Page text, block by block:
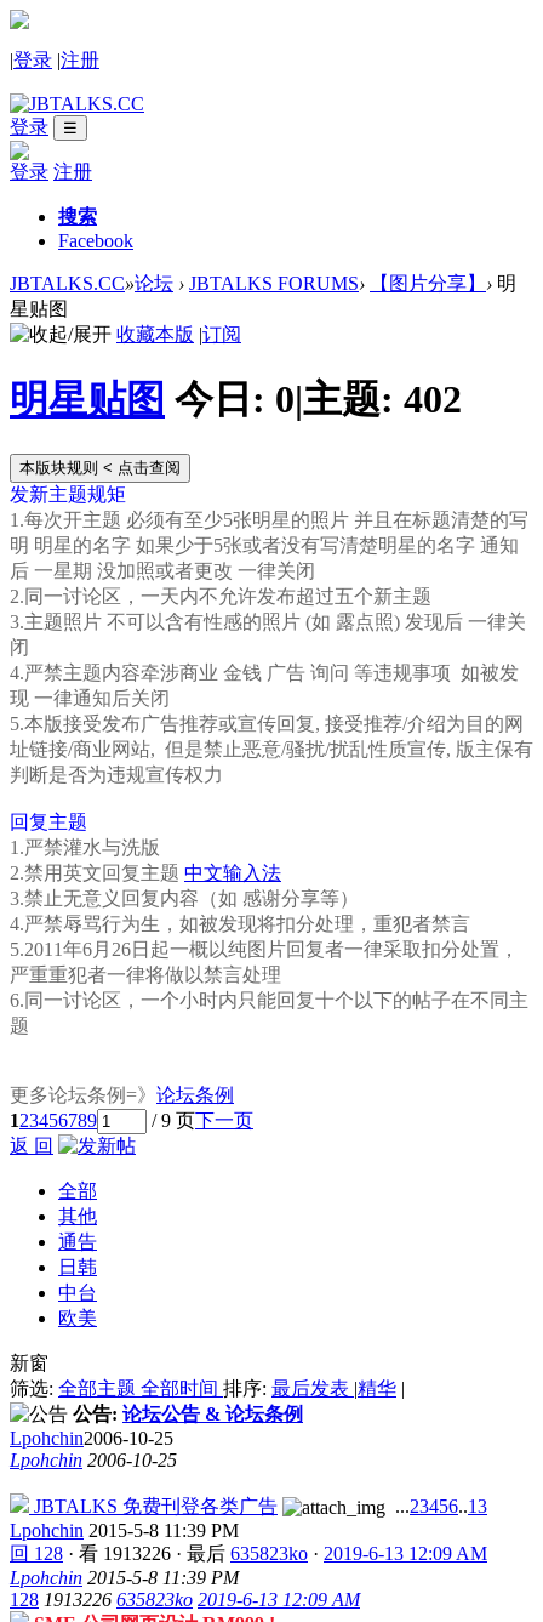
|登录 |注册
登录 ☰
登录 注册
搜索
Facebook
JBTALKS.CC»论坛 › JBTALKS FORUMS› 【图片分享】 › 明
星贴图
收藏本版 |订阅
明星贴图 今日: 0|主题: 402
本版块规则 < 点击查阅
发新主题规矩
1.每次开主题 必须有至少5张明星的照片 并且在标题清楚的写
明 明星的名字 如果少于5张或者没有写清楚明星的名字 通知
后 一星期 没加照或者更改 一律关闭
2.同一讨论区，一天内不允许发布超过五个新主题
3.主题照片 不可以含有性感的照片 (如 露点照) 发现后 一律关
闭
4.严禁主题内容牵涉商业 金钱 广告 询问 等违规事项 如被发
现 一律通知后关闭
5.本版接受发布广告推荐或宣传回复, 接受推荐/介绍为目的网
址链接/商业网站, 但是禁止恶意/骚扰/扰乱性质宣传, 版主保有
判断是否为违规宣传权力
回复主题
1.严禁灌水与洗版
2.禁用英文回复主题 中文输入法
3.禁止无意义回复内容（如 感谢分享等）
4.严禁辱骂行为生，如被发现将扣分处理，重犯者禁言
5.2011年6月26日起一概以纯图片回复者一律采取扣分处置，
严重重犯者一律将做以禁言处理
6.同一讨论区，一个小时内只能回复十个以下的帖子在不同主
题
更多论坛条例=》 论坛条例
123456789 / 9 页下一页
返 回
全部
其他
通告
日韩
中台
欧美
新窗
筛选: 全部主题 全部时间 排序: 最后发表 |精华 |
公告: 论坛公告 & 论坛条例
Lpohchin2006-10-25
Lpohchin 2006-10-25
JBTALKS 免费刊登各类广告 ...23456..13
Lpohchin 2015-5-8 11:39 PM
回 128 · 看 1913226 · 最后 635823ko · 2019-6-13 12:09 AM
Lpohchin 2015-5-8 11:39 PM
128 1913226 635823ko 2019-6-13 12:09 AM